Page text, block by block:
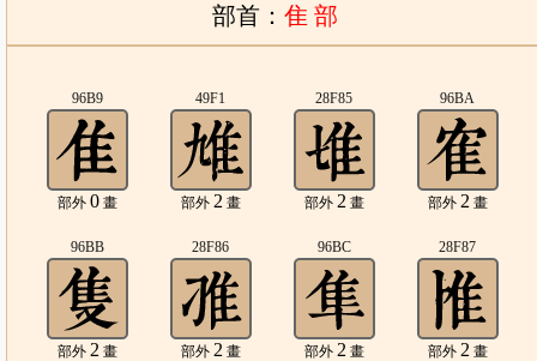
部首： 隹 部
96B9
部外 0畫
49F1
部外 2 畫
28F85
部外 2 畫
96BA
部外 2 畫
96BB
部外 2 畫
28F86
部外 2 畫
96BC
部外 2 畫
28F87
部外 2 畫